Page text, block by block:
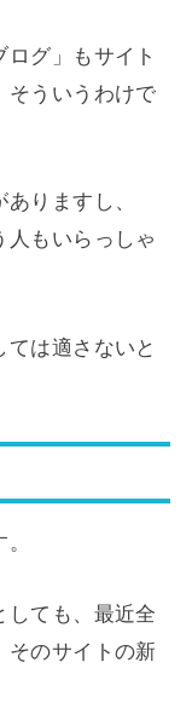
グ」もサイト
そういうわけで
りますし、
もいらっしゃ
は適さないと
しても、最近全
そのサイトの新